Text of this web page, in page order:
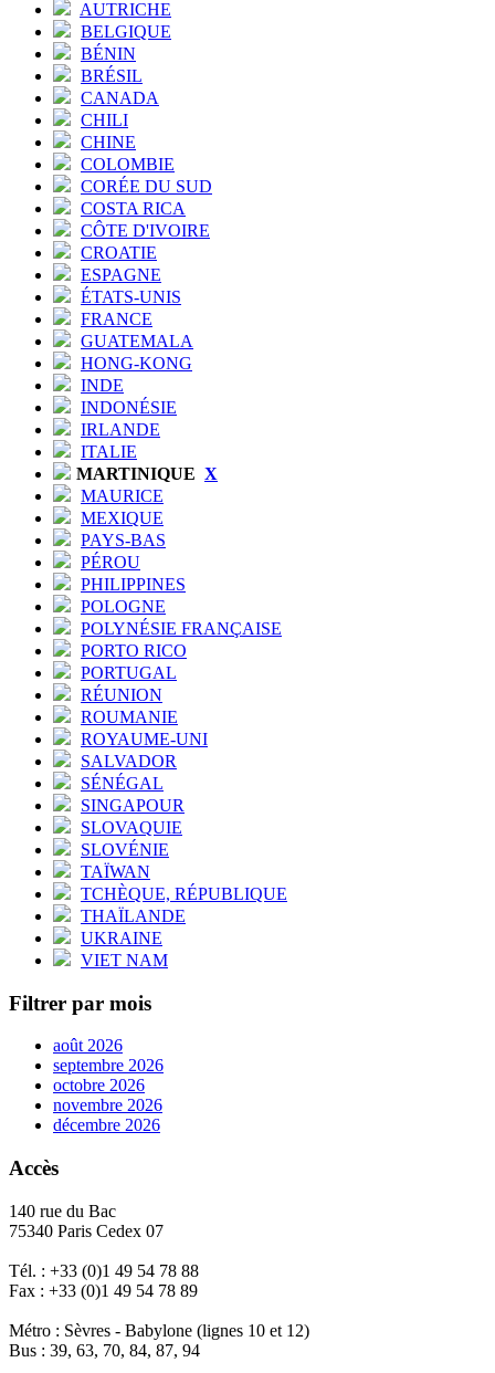
AUTRICHE
BELGIQUE
BÉNIN
BRÉSIL
CANADA
CHILI
CHINE
COLOMBIE
CORÉE DU SUD
COSTA RICA
CÔTE D'IVOIRE
CROATIE
ESPAGNE
ÉTATS-UNIS
FRANCE
GUATEMALA
HONG-KONG
INDE
INDONÉSIE
IRLANDE
ITALIE
MARTINIQUE X
MAURICE
MEXIQUE
PAYS-BAS
PÉROU
PHILIPPINES
POLOGNE
POLYNÉSIE FRANÇAISE
PORTO RICO
PORTUGAL
RÉUNION
ROUMANIE
ROYAUME-UNI
SALVADOR
SÉNÉGAL
SINGAPOUR
SLOVAQUIE
SLOVÉNIE
TAÏWAN
TCHÈQUE, RÉPUBLIQUE
THAÏLANDE
UKRAINE
VIET NAM
Filtrer par mois
août 2026
septembre 2026
octobre 2026
novembre 2026
décembre 2026
Accès
140 rue du Bac
75340 Paris Cedex 07
Tél. : +33 (0)1 49 54 78 88
Fax : +33 (0)1 49 54 78 89
Métro : Sèvres - Babylone (lignes 10 et 12)
Bus : 39, 63, 70, 84, 87, 94